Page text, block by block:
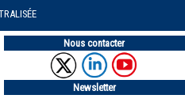
Nous contacter
Newsletter